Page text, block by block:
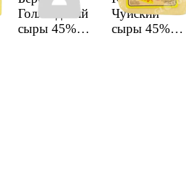
Голландский
сыры 45%
Чуйский
сыры 45%